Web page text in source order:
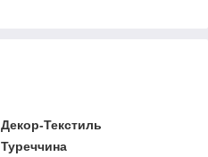
Декор-Текстиль
Туреччина